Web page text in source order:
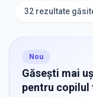
32 rezultate
Nou
Găsești mai
pentru copilul